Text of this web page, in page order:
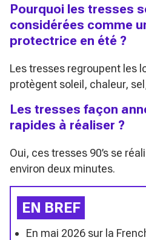
Pourquoi les tresses
considérées comme
protectrice en été ?
Les tresses regroupent les
protègent soleil, chaleur,
Les tresses façon
rapides à réaliser ?
Oui, ces tresses 90’s se
environ deux minutes.
EN BREF
En mai 2026 sur la